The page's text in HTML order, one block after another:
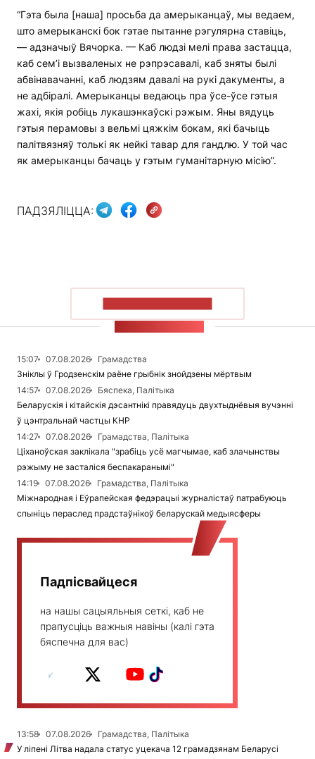
“Гэта была [наша] просьба да амерыканцаў, мы ведаем,
што амерыканскі бок гэтае пытанне рэгулярна ставіць,
— адзначыў Вячорка. — Каб людзі мелі права застацца,
каб сем’і вызваленых не рэпрэсавалі, каб зняты былі
абвінавачанні, каб людзям давалі на рукі дакументы, а
не адбіралі. Амерыканцы ведаюць пра ўсе-ўсе гэтыя
жахі, якія робіць лукашэнкаўскі рэжым. Яны вядуць
гэтыя перамовы з вельмі цяжкім бокам, які бачыць
палітвязняў толькі як нейкі тавар для гандлю. У той час
як амерыканцы бачаць у гэтым гуманітарную місію”.
ПАДЗЯЛІЦЦА:
15:07 07.08.2026
Грамадства
Зніклы ў Гродзенскім раёне грыбнік знойдзены мёртвым
14:57
07.08.2026
Бяспека, Палітыка
Беларускія і кітайскія дэсантнікі правядуць двухтыднёвыя вучэнні
ў цэнтральнай частцы КНР
14:27
07.08.2026
Грамадства, Палітыка
Ціханоўская заклікала "зрабіць усё магчымае, каб злачынствы
рэжыму не засталіся беспакаранымі"
14:19
07.08.2026
Грамадства, Палітыка
Міжнародная і Еўрапейская федэрацыі журналістаў патрабуюць
спыніць пераслед прадстаўнікоў беларускай медыясферы
Падпісвайцеся
на нашы сацыяльныя сеткі, каб не
прапусціць важныя навіны (калі гэта
бяспечна для вас)
13:58 07.08.2026
Грамадства, Палітыка
У ліпені Літва надала статус уцекача 12 грамадзянам Беларусі